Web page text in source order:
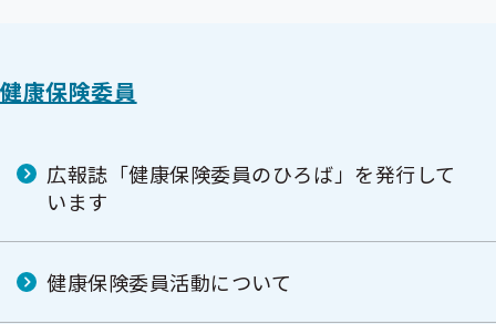
健康保険委員
広報誌「健康保険委員のひろば」を発行して
います
健康保険委員活動について